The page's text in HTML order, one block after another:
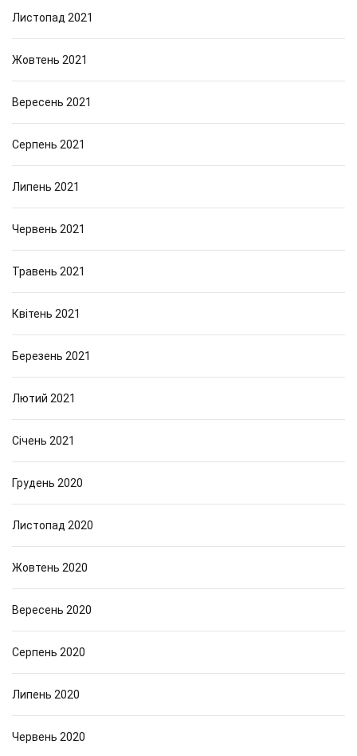
Листопад 2021
Жовтень 2021
Вересень 2021
Серпень 2021
Липень 2021
Червень 2021
Травень 2021
Квітень 2021
Березень 2021
Лютий 2021
Січень 2021
Грудень 2020
Листопад 2020
Жовтень 2020
Вересень 2020
Серпень 2020
Липень 2020
Червень 2020